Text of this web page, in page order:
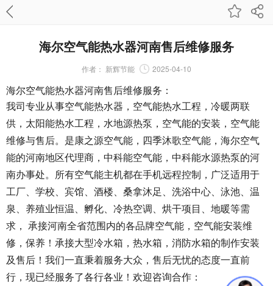
海尔空气能热水器河南售后维修服务
作者： 新辉节能 2025-04-10
海尔空气能热水器河南售后维修服务：
我司专业从事空气能热水器，空气能热水工程，冷暖两联
供，太阳能热水工程，水地源热泵，空气能的安装，空气能
维修与售后。是康之源空气能，四季沐歌空气能，海尔空气
能的河南地区代理商，中科能空气能，中科能水源热泵的河
南办事处。所有空气能主机都在手机远程控制，广泛适用于
工厂、学校、宾馆、酒楼、桑拿沐足、洗浴中心、泳池、温
泉、养殖业恒温、孵化、冷热空调、烘干项目、地暖等需
求， 承接河南全省范围内的各品牌空气能，空气能安装维
修，保养！承接大型冷水箱，热水箱，消防水箱的制作安装
及售后！我们一直秉着服务大众，售后无忧的态度一直前
行，现已经服务了各行各业！欢迎咨询合作：